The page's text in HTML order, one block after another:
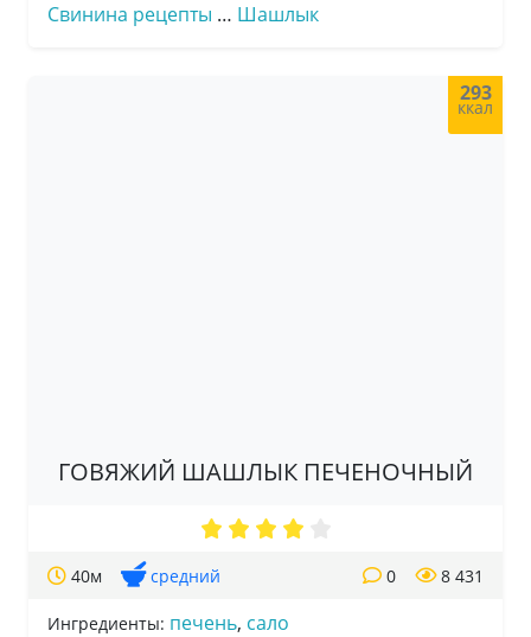
Свинина рецепты … Шашлык
293
ккал
ГОВЯЖИЙ ШАШЛЫК ПЕЧЕНОЧНЫЙ
40м средний 8 431
0
Ингредиенты: печень, сало